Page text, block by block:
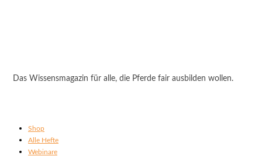
Das Wissensmagazin für alle, die Pferde fair ausbilden wollen.
Shop
Alle Hefte
Webinare